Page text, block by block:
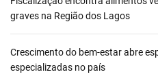
graves na Região dos Lagos
Crescimento do bem-estar abre
especializadas no país